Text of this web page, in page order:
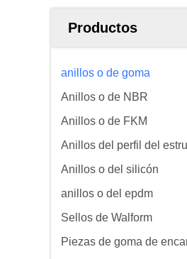
Productos
anillos o de goma
Anillos o de NBR
Anillos o de FKM
Anillos del perfil del
Anillos o del silicón
anillos o del epdm
Sellos de Walform
Piezas de goma de